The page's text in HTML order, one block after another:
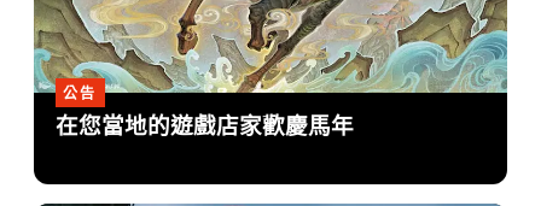
公告
在您當地的遊戲店家歡慶馬年